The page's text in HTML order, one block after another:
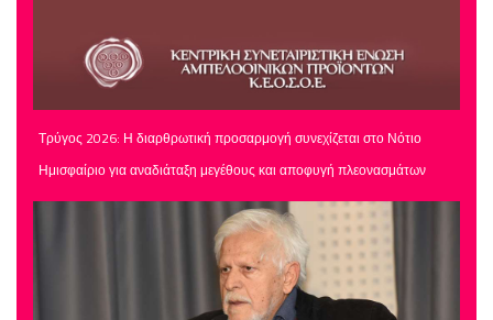
Τρύγος 2026: Η διαρθρωτική προσαρμογή συνεχίζεται στο Νότιο
Ημισφαίριο για αναδιάταξη μεγέθους και αποφυγή πλεονασμάτων